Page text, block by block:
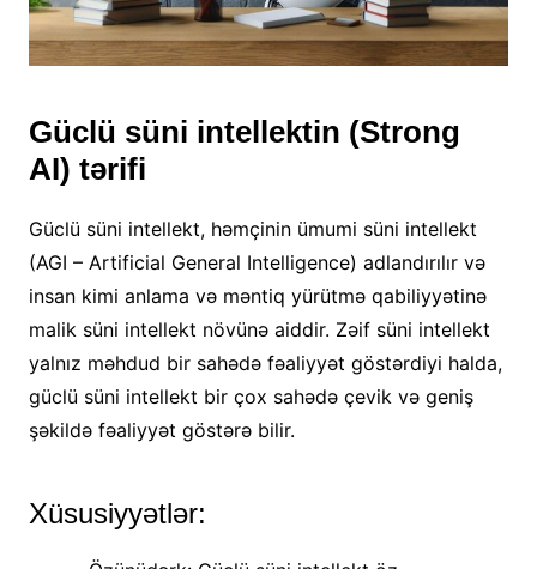
Güclü süni intellektin (Strong
AI) tərifi
Güclü süni intellekt, həmçinin ümumi süni intellekt
(AGI – Artificial General Intelligence) adlandırılır və
insan kimi anlama və məntiq yürütmə qabiliyyətinə
malik süni intellekt növünə aiddir. Zəif süni intellekt
yalnız məhdud bir sahədə fəaliyyət göstərdiyi halda,
güclü süni intellekt bir çox sahədə çevik və geniş
şəkildə fəaliyyət göstərə bilir.
Xüsusiyyətlər: